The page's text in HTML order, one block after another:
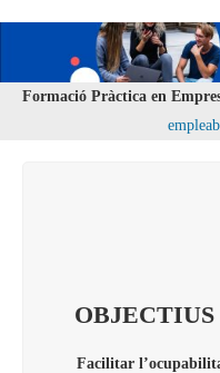
Formació Pràctica en
Facilitar